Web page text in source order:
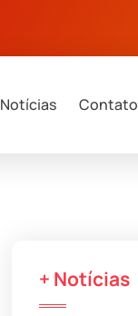
Notícias Contato
+ Notícias